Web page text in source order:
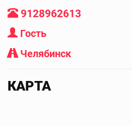
9128962613
Гость
Челябинск
КАРТА